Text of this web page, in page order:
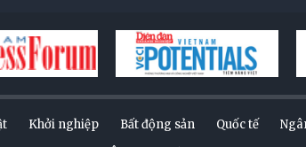
Khởi nghiệp Bất động sản Quốc tế